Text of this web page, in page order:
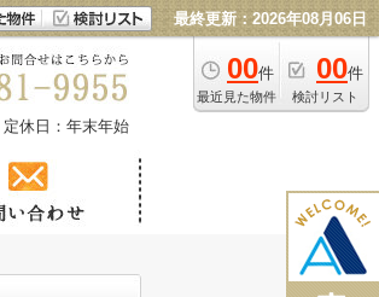
最終更新：2026年08月06日
00件
最近見た物件
00件
検討リスト
定休日：年末年始